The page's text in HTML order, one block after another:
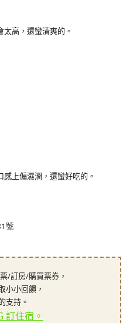
高，還蠻清爽的。
上偏濕潤，還蠻好吃的。
號
/訂房/購買票券，
小小回饋，
支持。
訂住宿。